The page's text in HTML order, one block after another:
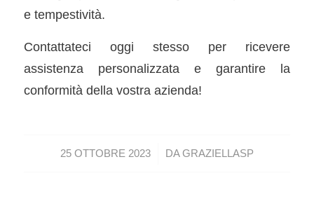
e tempestività.
Contattateci oggi stesso per ricevere
assistenza personalizzata e garantire la
conformità della vostra azienda!
25 OTTOBRE 2023
/ DAGRAZIELLASP